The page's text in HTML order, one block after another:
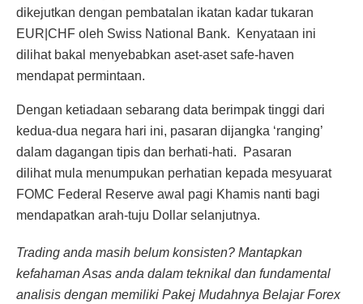
dikejutkan dengan pembatalan ikatan kadar tukaran
EUR|CHF oleh Swiss National Bank. Kenyataan ini
dilihat bakal menyebabkan aset-aset safe-haven
mendapat permintaan.
Dengan ketiadaan sebarang data berimpak tinggi dari
kedua-dua negara hari ini, pasaran dijangka ‘ranging’
dalam dagangan tipis dan berhati-hati. Pasaran
dilihat mula menumpukan perhatian kepada mesyuarat
FOMC Federal Reserve awal pagi Khamis nanti bagi
mendapatkan arah-tuju Dollar selanjutnya.
Trading anda masih belum konsisten? Mantapkan
kefahaman Asas anda dalam teknikal dan fundamental
analisis dengan memiliki Pakej Mudahnya Belajar Forex